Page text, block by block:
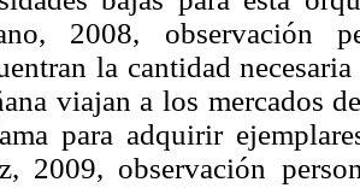
2008, observación
la cantidad
viajan a los mercados
para adquirir
2009, observación